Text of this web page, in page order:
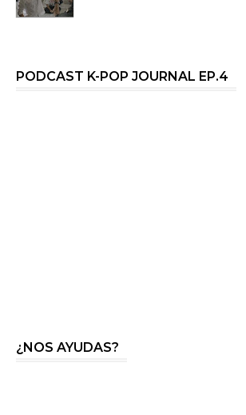
PODCAST K-POP JOURNAL EP.4
¿NOS AYUDAS?